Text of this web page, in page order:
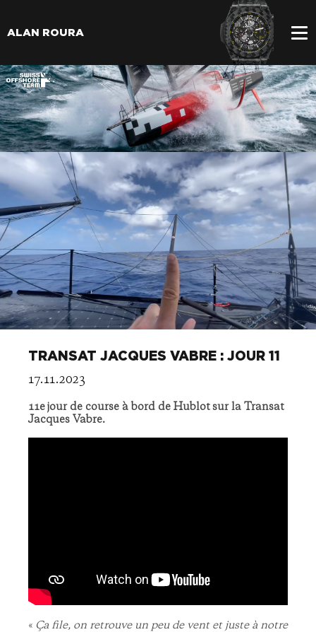
ALAN ROURA
TRANSAT JACQUES VABRE : JOUR 11
17.11.2023
11e jour de course à bord de Hublotsur la Transat
Jacques Vabre.
« Ça file, on retrouve un peu de vent et juste à notre